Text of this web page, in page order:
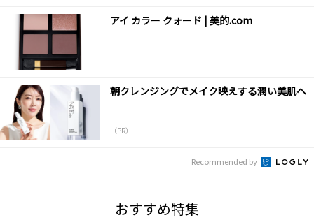
アイ カラー クォード | 美的.com
朝クレンジングでメイク映えする潤い美肌へ
（PR）
Recommended by
おすすめ特集